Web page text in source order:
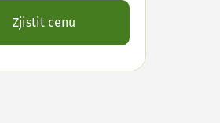
Zjistit cenu